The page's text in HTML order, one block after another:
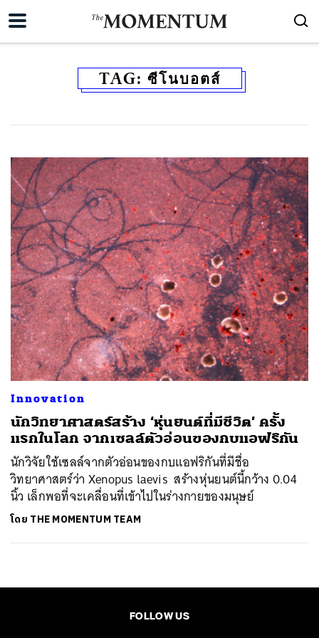
TAG: ซีโนบอตส์
Innovation
นักวิทยาศาสตร์สร้าง ‘หุ่นยนต์ที่มีชีวิต’ ครั้ง
แรกในโลก จากเซลล์ตัวอ่อนของกบแอฟริกัน
นักวิจัยใช้เซลล์จากตัวอ่อนของกบแอฟริกันที่มีชื่อ
วิทยาศาสตร์ว่า Xenopus laevis สร้างหุ่นยนต์นี้กว้าง 0.04
นิ้ว เล็กพอที่จะเคลื่อนที่เข้าไปในร่างกายของมนุษย์
โดย THE MOMENTUM TEAM
FOLLOW US
ค้นหา
SHARE TWEET LINE EMAIL